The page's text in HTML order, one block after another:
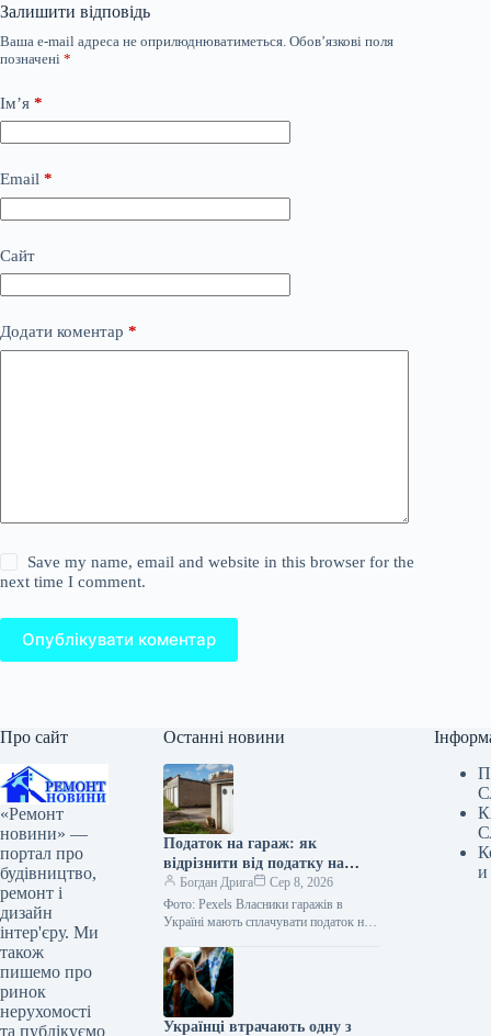
Залишити відповідь
Ваша e-mail адреса не оприлюднюватиметься. Обов’язкові поля
позначені *
Ім’я *
Email *
Сайт
Додати коментар *
Save my name, email and website in this browser for the
next time I comment.
Опублікувати коментар
Про сайт
«Ремонт
новини» —
портал про
будівництво,
ремонт і
дизайн
інтер'єру. Ми
також
пишемо про
ринок
нерухомості
та публікуємо
Останні новини
Податок на гараж: як
відрізнити від податку на
житло
Богдан Дрига
Сер 8, 2026
Фото: Pexels Власники гаражів в
Україні мають сплачувати податок на
площі для гаражів немає – податок…
Українці втрачають одну з
и